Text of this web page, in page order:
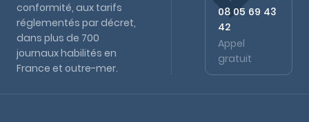
conformité, aux tarifs
réglementés par décret,
dans plus de 700
journaux habilités en
France et outre-mer.
08 05 69 43
42
Appel
gratuit